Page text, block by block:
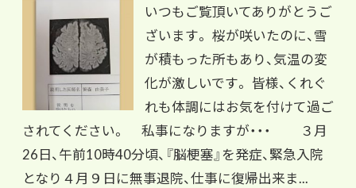
いつもご覧頂いてありがとうご
ざいます。 桜が咲いたのに、雪
が積もった所もあり、気温の変
化が激しいです。 皆様、くれぐ
れも体調にはお気を付けて過ご
されてください。 私事になりますが・・・ ３月
26日、午前10時40分頃、『脳梗塞』を発症、緊急入院
となり４月９日に無事退院、仕事に復帰出来ま...